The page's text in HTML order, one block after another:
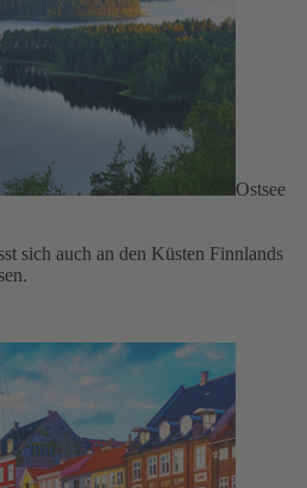
Ostsee
sich auch an den Küsten Finnlands